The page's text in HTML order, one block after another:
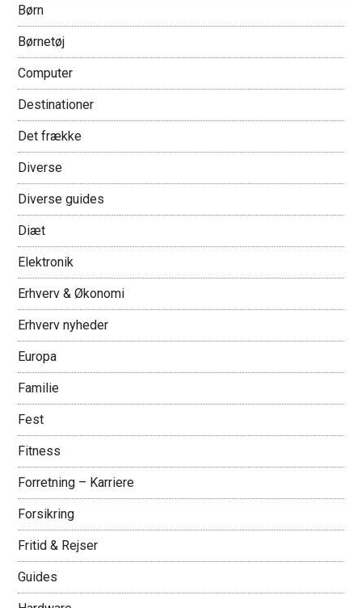
Børn
Børnetøj
Computer
Destinationer
Det frække
Diverse
Diverse guides
Diæt
Elektronik
Erhverv & Økonomi
Erhverv nyheder
Europa
Familie
Fest
Fitness
Forretning – Karriere
Forsikring
Fritid & Rejser
Guides